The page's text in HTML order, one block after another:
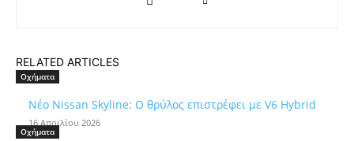
RELATED ARTICLES
Οχήματα
Νέο Nissan Skyline: Ο θρύλος επιστρέφει με V6 Hybrid
16 Απριλίου 2026
Οχήματα